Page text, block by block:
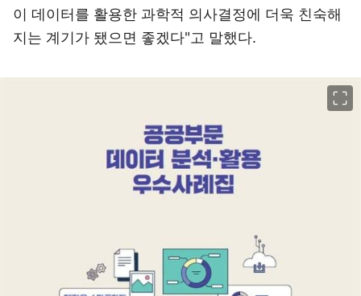
이 데이터를 활용한 과학적 의사결정에 더욱 친숙해
지는 계기가 됐으면 좋겠다"고 말했다.